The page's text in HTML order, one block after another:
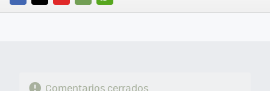
FACEBOOK
TWITTERFLIPBOARD
E-
WHATSAPP
Comentarios cerrados